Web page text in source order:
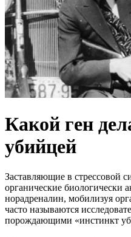
Какой ген
убийцей
Заставляющие в стрессовой
органические биологически
норадреналин, мобилизуя
часто называются
порождающими «инстинкт